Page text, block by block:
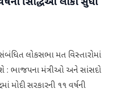
લોકસભા મત વિસ્‍તારોમાં
: ભાજપના મંત્રીઓ અને સાંસદો
મોદી સરકારની ૧૧ વર્ષની